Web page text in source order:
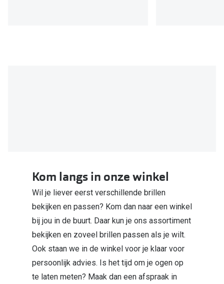
Kom langs in onze winkel
Wil je liever eerst verschillende brillen
bekijken en passen? Kom dan naar een winkel
bij jou in de buurt. Daar kun je ons assortiment
bekijken en zoveel brillen passen als je wilt.
Ook staan we in de winkel voor je klaar voor
persoonlijk advies. Is het tijd om je ogen op
te laten meten? Maak dan een afspraak in